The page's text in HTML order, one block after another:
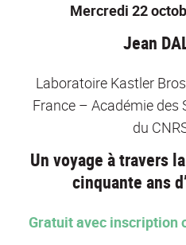
Mercredi 22
Jean
Laboratoire Kastler
France – Académie des
du
Un voyage à travers
cinquante ans
Gratuit avec inscription